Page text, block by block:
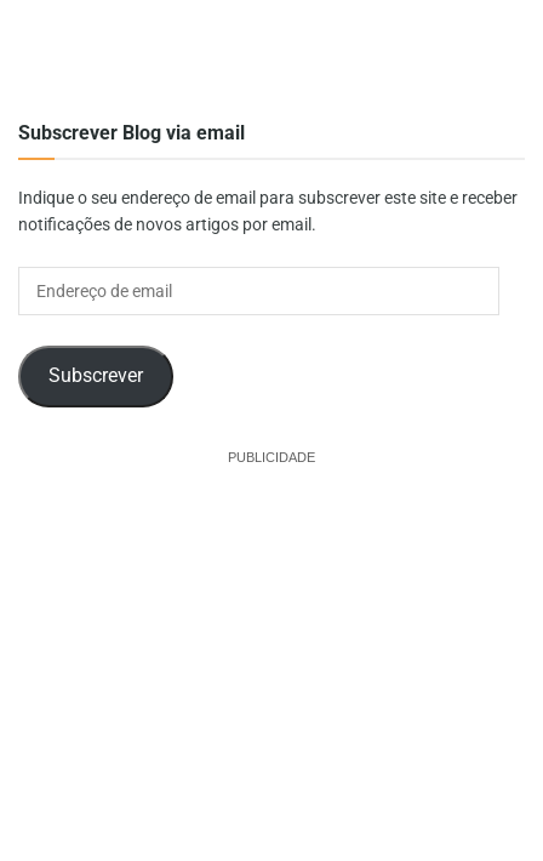
Subscrever Blog via email
Indique o seu endereço de email para subscrever este site e receber
notificações de novos artigos por email.
Subscrever
PUBLICIDADE